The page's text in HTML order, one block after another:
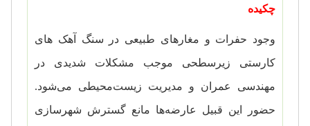
چکیده
وجود حفرات و مغارهای طبیعی در سنگ آهک های
کارستی زیرسطحی موجب مشکلات شدیدی در
مهندسی عمران و مدیریت زیست‌محیطی می‌شود.
حضور این قبیل عارضه‌ها مانع گسترش شهرسازی